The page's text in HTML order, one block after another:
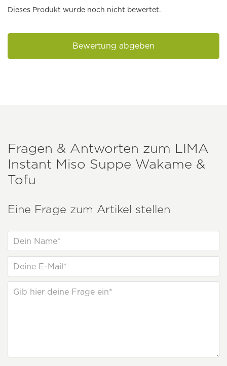
Dieses Produkt wurde noch nicht bewertet.
Bewertung abgeben
Fragen & Antworten zum LIMA
Instant Miso Suppe Wakame &
Tofu
Eine Frage zum Artikel stellen